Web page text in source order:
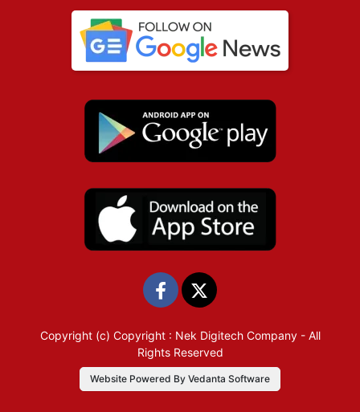
Copyright (c) Copyright : Nek Digitech Company- All
Rights Reserved
Website Powered By Vedanta Software